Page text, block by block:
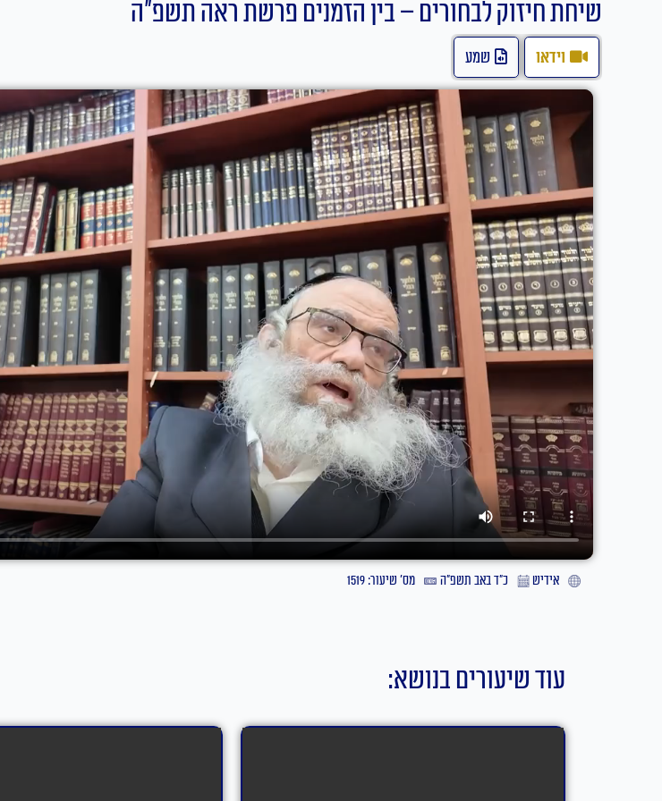
שיחת חיזוק לבחורים – בין הזמנים פרשת ראה תשפ"ה
וידאו שמע
אידיש כ״ד באב תשפ״ה מס' שיעור: 1519
עוד שיעורים בנושא: